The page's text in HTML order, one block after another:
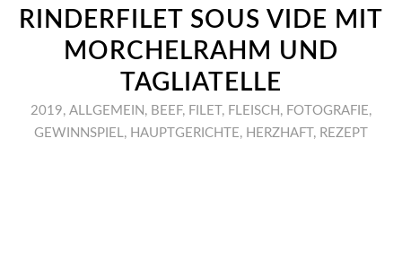
RINDERFILET SOUS VIDE MIT
MORCHELRAHM UND
TAGLIATELLE
2019, ALLGEMEIN , BEEF, FILET, FLEISCH , FOTOGRAFIE,
GEWINNSPIEL, HAUPTGERICHTE, HERZHAFT, REZEPT